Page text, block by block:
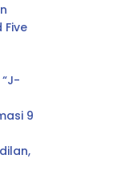
Five
9